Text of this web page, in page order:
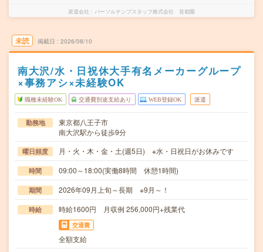
派遣会社 パーソルテンプスタッフ株式会社 首都圏
未読 掲載日 2026/08/10
南大沢/水・日祝休大手有名メーカーグループ
×事務アシ×未経験OK
職種未経験OK 交通費別途支給あり WEB登録OK 派遣
勤務地
東京都八王子市
南大沢駅から徒歩9分
曜日頻度 月・火・木・金・土(週5日) ※水・日祝日がお休みです
時間 09:00～18:00(実働8時間 休憩1時間)
期間 2026年09月上旬～長期 ※9月～！
時給 時給1600円 月収例 256,000円+残業代
交通費
全額支給